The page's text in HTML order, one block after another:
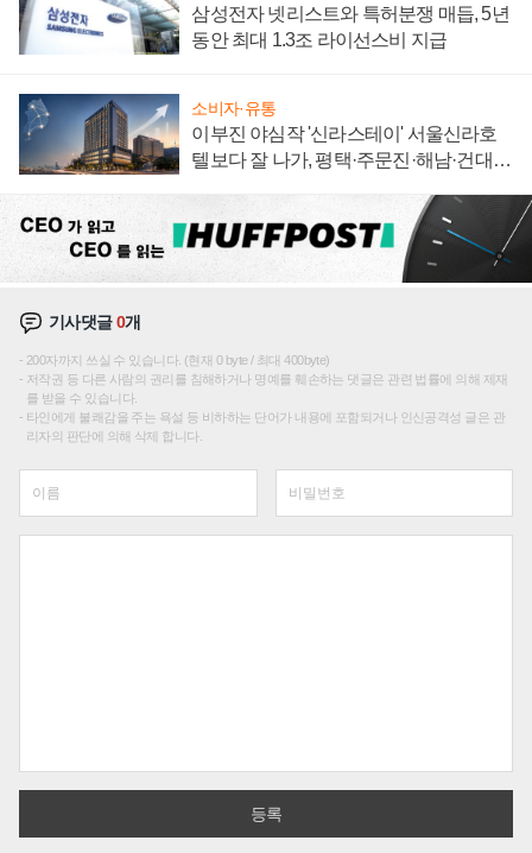
삼성전자 넷리스트와 특허분쟁 매듭, 5년
동안 최대 1.3조 라이선스비 지급
소비자·유통
이부진 야심작 '신라스테이' 서울신라호
텔보다 잘 나가, 평택·주문진·해남·건대로
기사댓글0개
200자까지 쓰실 수 있습니다. (현재 0 byte / 최대 400byte)
저작권 등 다른 사람의 권리를 침해하거나 명예를 훼손하는 댓글은 관련 법률에 의해 제재
를 받을 수 있습니다.
타인에게 불쾌감을 주는 욕설 등 비하하는 단어가 내용에 포함되거나 인신공격성 글은 관
리자의 판단에 의해 삭제 합니다.